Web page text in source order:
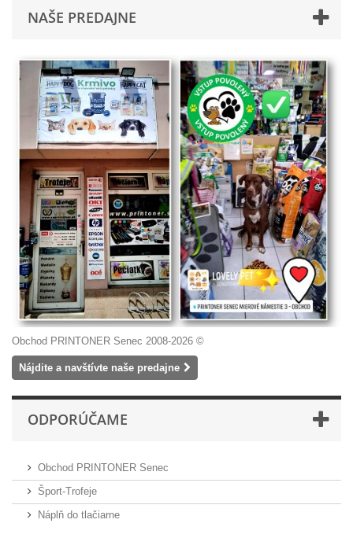
NAŠE PREDAJNE
Obchod PRINTONER Senec 2008-2026 ©
Nájdite a navštívte naše predajne
ODPORÚČAME
Obchod PRINTONER Senec
Šport-Trofeje
Náplň do tlačiarne